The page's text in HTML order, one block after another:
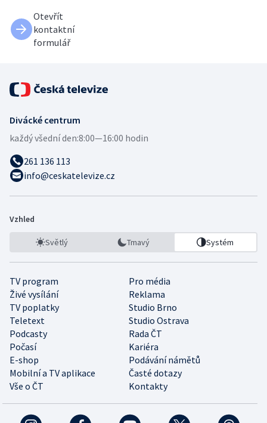
Otevřít
kontaktní
formulář
Divácké centrum
každý všední den:8:00—16:00 hodin
261 136 113
info@ceskatelevize.cz
Vzhled
Světlý Tmavý Systém
TV program
Pro média
Živé vysílání
Reklama
TV poplatky
Studio Brno
Teletext
Studio Ostrava
Podcasty
Rada ČT
Počasí
Kariéra
E-shop
Podávání námětů
Mobilní a TV aplikace
Časté dotazy
Vše o ČT
Kontakty